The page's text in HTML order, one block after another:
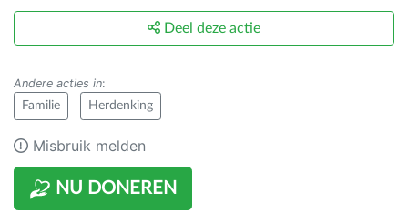
NU DONEREN
Deel deze actie
Andere acties in:
Familie Herdenking
Misbruik melden